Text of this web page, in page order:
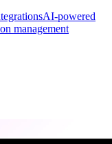
AI-powered
management